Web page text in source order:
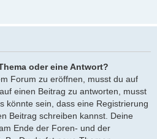
oder eine Antwort?
Forum zu eröffnen, musst du auf
einen Beitrag zu antworten, musst
könnte sein, dass eine Registrierung
Beitrag schreiben kannst. Deine
Ende der Foren- und der